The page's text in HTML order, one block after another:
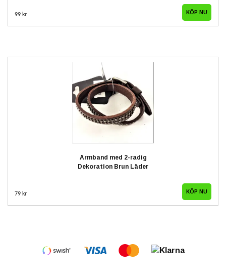
99 kr
Armband med 2-radig
Dekoration Brun Läder
79 kr